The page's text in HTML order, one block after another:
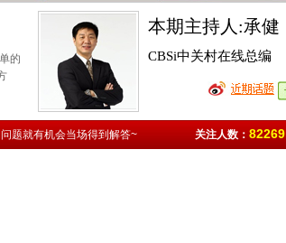
的
本期主持人:承健
CBSi中关村在线总编
题就有机会当场得到解答~ 关注人数： 82269